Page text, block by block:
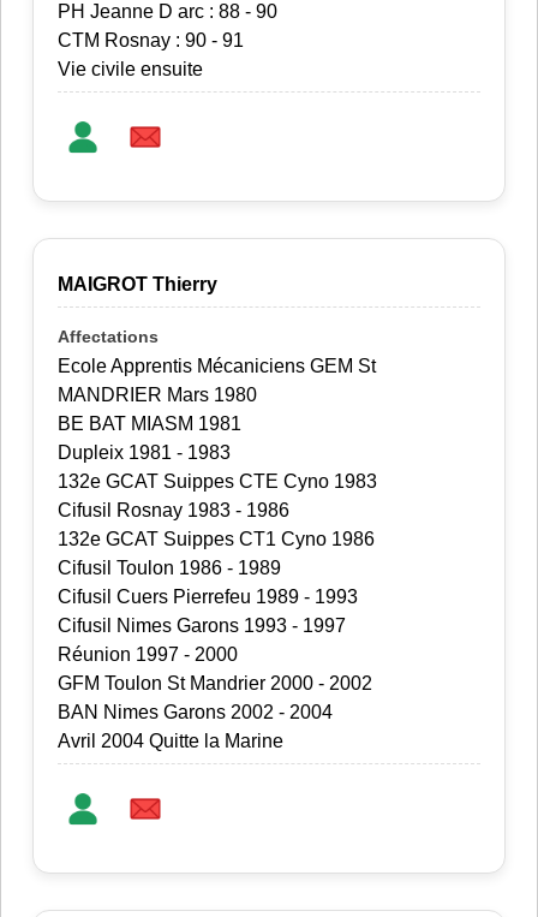
PH Jeanne D arc : 88 - 90
CTM Rosnay : 90 - 91
Vie civile ensuite
MAIGROT Thierry
Ecole Apprentis Mécaniciens GEM St
MANDRIER Mars 1980
BE BAT MIASM 1981
Dupleix 1981 - 1983
132e GCAT Suippes CTE Cyno 1983
Cifusil Rosnay 1983 - 1986
132e GCAT Suippes CT1 Cyno 1986
Cifusil Toulon 1986 - 1989
Cifusil Cuers Pierrefeu 1989 - 1993
Cifusil Nimes Garons 1993 - 1997
Réunion 1997 - 2000
GFM Toulon St Mandrier 2000 - 2002
BAN Nimes Garons 2002 - 2004
Avril 2004 Quitte la Marine